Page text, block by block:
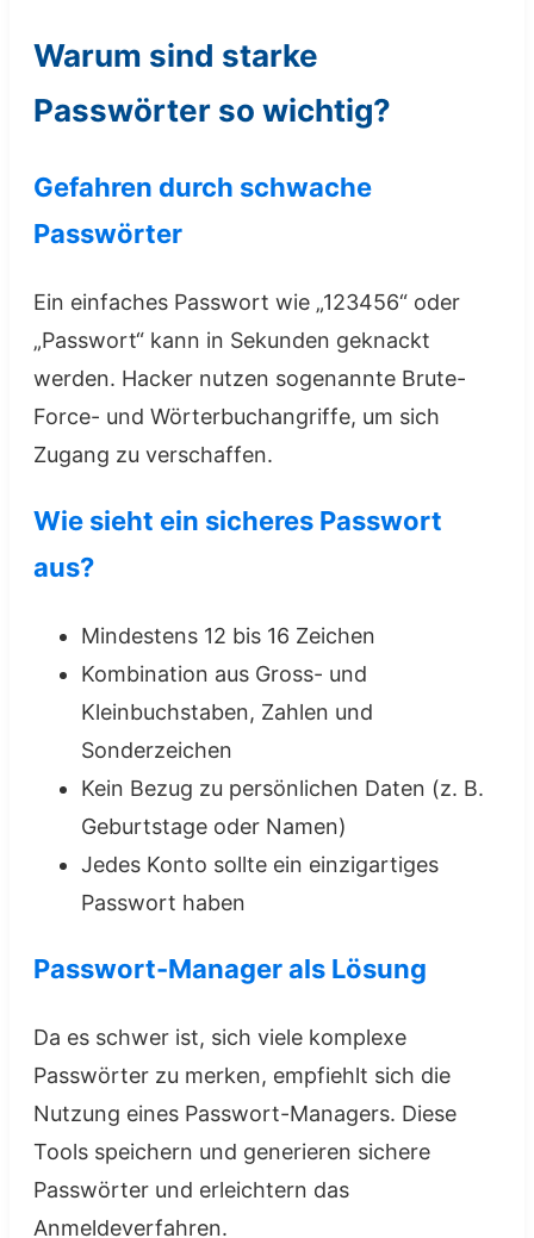
Warum sind starke
Passwörter so wichtig?
Gefahren durch schwache
Passwörter
Ein einfaches Passwort wie „123456“ oder
„Passwort“ kann in Sekunden geknackt
werden. Hacker nutzen sogenannte Brute-
Force- und Wörterbuchangriffe, um sich
Zugang zu verschaffen.
Wie sieht ein sicheres Passwort
aus?
Mindestens 12 bis 16 Zeichen
Kombination aus Gross- und
Kleinbuchstaben, Zahlen und
Sonderzeichen
Kein Bezug zu persönlichen Daten (z. B.
Geburtstage oder Namen)
Jedes Konto sollte ein einzigartiges
Passwort haben
Passwort-Manager als Lösung
Da es schwer ist, sich viele komplexe
Passwörter zu merken, empfiehlt sich die
Nutzung eines Passwort-Managers. Diese
Tools speichern und generieren sichere
Passwörter und erleichtern das
Anmeldeverfahren.